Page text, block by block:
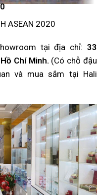
ASEAN 2020
tại địa chỉ: 33
Chí Minh. (Có chỗ đậu
và mua sắm tại Hali